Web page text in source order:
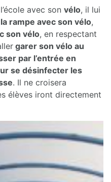
avec son vélo, il lui
rampe avec son vélo,
son vélo, en respectant
garer son vélo au
par l’entrée en
se désinfecter les
. Il ne croisera
élèves iront directement